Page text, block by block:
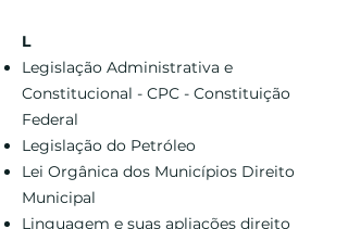
L
Legislação Administrativa e
Constitucional - CPC - Constituição
Federal
Legislação do Petróleo
Lei Orgânica dos Municípios Direito
Municipal
Linguagem e suas apliações direito